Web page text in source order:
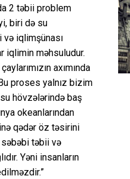
2 təbii problem
biri də su
və iqlimşünası
iqlimin məhsuludur.
axımında
proses yalnız bizim
hövzələrində baş
okeanlarından
qədər öz təsirini
təbii və
Yəni insanların